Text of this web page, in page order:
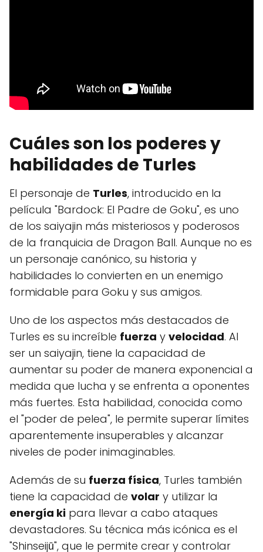
Cuáles son los poderes y
habilidades de Turles
El personaje de Turles, introducido en la
película "Bardock: El Padre de Goku", es uno
de los saiyajin más misteriosos y poderosos
de la franquicia de Dragon Ball. Aunque no es
un personaje canónico, su historia y
habilidades lo convierten en un enemigo
formidable para Goku y sus amigos.
Uno de los aspectos más destacados de
Turles es su increíble fuerza y velocidad. Al
ser un saiyajin, tiene la capacidad de
aumentar su poder de manera exponencial a
medida que lucha y se enfrenta a oponentes
más fuertes. Esta habilidad, conocida como
el "poder de pelea", le permite superar límites
aparentemente insuperables y alcanzar
niveles de poder inimaginables.
Además de su fuerza física, Turles también
tiene la capacidad de volar y utilizar la
energía ki para llevar a cabo ataques
devastadores. Su técnica más icónica es el
"Shinseijū", que le permite crear y controlar